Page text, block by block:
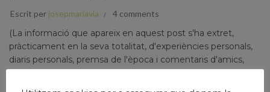
Escrit per josepmariavia 4 comments
(La informació que apareix en aquest post s'ha extret,
pràcticament en la seva totalitat, d'experiències personals,
diaris personals, premsa de l'època i comentaris d'amics,
coneguts i persones trobades a l'atzar). Terres de l’Ebre, 29